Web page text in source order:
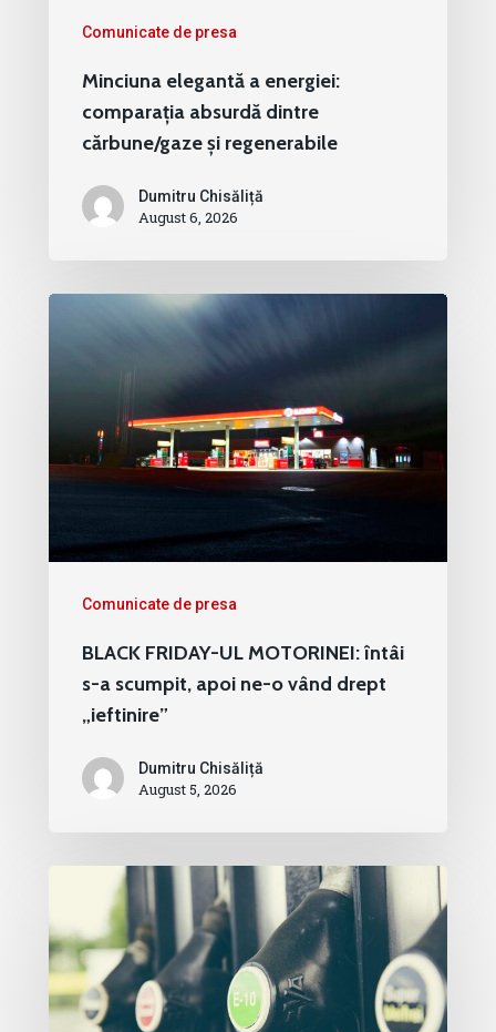
Comunicate de presa
Minciuna elegantă a energiei:
comparația absurdă dintre
cărbune/gaze și regenerabile
Dumitru Chisăliță
August 6, 2026
Comunicate de presa
BLACK FRIDAY-UL MOTORINEI: întâi
s-a scumpit, apoi ne-o vând drept
„ieftinire”
Dumitru Chisăliță
August 5, 2026